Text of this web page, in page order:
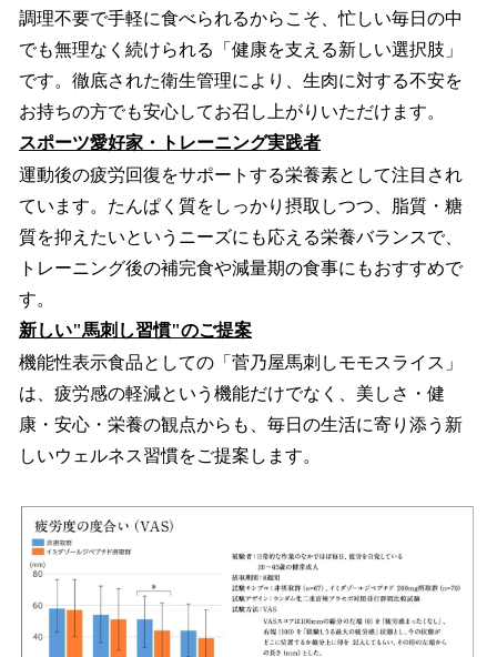
調理不要で手軽に食べられるからこそ、忙しい毎日の中
でも無理なく続けられる「健康を支える新しい選択肢」
です。徹底された衛生管理により、生肉に対する不安を
お持ちの方でも安心してお召し上がりいただけます。
スポーツ愛好家・トレーニング実践者
運動後の疲労回復をサポートする栄養素として注目され
ています。たんぱく質をしっかり摂取しつつ、脂質・糖
質を抑えたいというニーズにも応える栄養バランスで、
トレーニング後の補完食や減量期の食事にもおすすめで
す。
新しい"馬刺し習慣"のご提案
機能性表示食品としての「菅乃屋馬刺しモモスライス」
は、疲労感の軽減という機能だけでなく、美しさ・健
康・安心・栄養の観点からも、毎日の生活に寄り添う新
しいウェルネス習慣をご提案します。